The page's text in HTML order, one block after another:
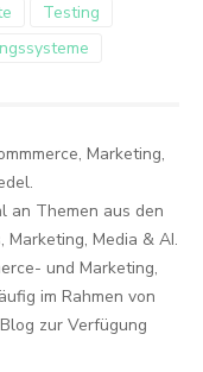
Testing
Marketing,
an Themen aus den
Marketing, Media & AI.
und Marketing,
im Rahmen von
zur Verfügung